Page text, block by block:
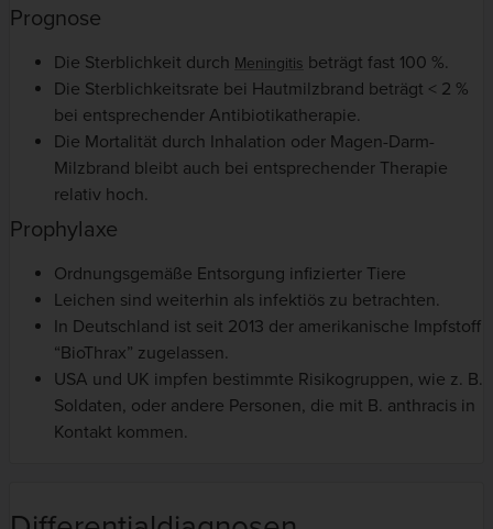
Prognose
Die Sterblichkeit durch Meningitis beträgt fast 100 %.
Die Sterblichkeitsrate bei Hautmilzbrand beträgt < 2 %
bei entsprechender Antibiotikatherapie.
Die Mortalität durch Inhalation oder Magen-Darm-
Milzbrand bleibt auch bei entsprechender Therapie
relativ hoch.
Prophylaxe
Ordnungsgemäße Entsorgung infizierter Tiere
Leichen sind weiterhin als infektiös zu betrachten.
In Deutschland ist seit 2013 der amerikanische Impfstoff
“BioThrax” zugelassen.
USA und UK impfen bestimmte Risikogruppen, wie z. B.
Soldaten, oder andere Personen, die mit B. anthracis in
Kontakt kommen.